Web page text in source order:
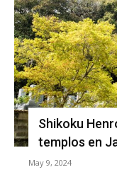
Shikoku
templos en
May 9, 2024